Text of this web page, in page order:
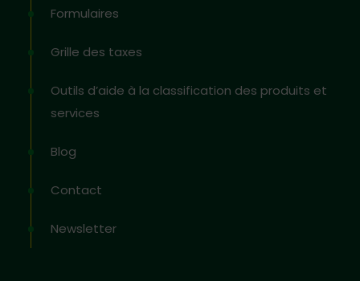
Formulaires
Grille des taxes
Outils d’aide à la classification des produits et
services
Blog
Contact
Newsletter